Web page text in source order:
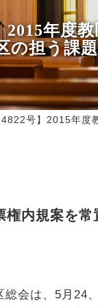
2015年度
の担う課
権内規案を常
会は、5月24